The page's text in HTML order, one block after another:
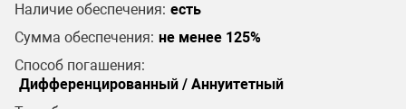
Наличие обеспечения: есть
Сумма обеспечения: не менее 125%
Способ погашения:
Дифференцированный / Аннуитетный